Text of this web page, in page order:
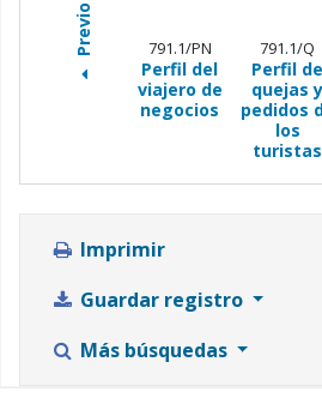
Previo 791.1/PN
Perfil del
viajero de
negocios
791.1/Q
Perfil de
quejas y
pedidos
los
turistas
Imprimir
Guardar registro
Más búsquedas